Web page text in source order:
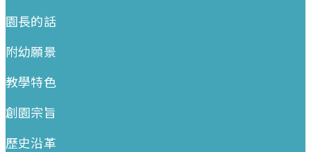
園長的話
附幼願景
教學特色
創園宗旨
歷史沿革